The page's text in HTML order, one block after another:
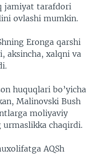
jamiyat tarafdori
ovlashi mumkin.
Eronga qarshi
aksincha, xalqni va
huquqlari bo’yicha
Malinovski Bush
moliyaviy
urmaslikka chaqirdi.
AQSh